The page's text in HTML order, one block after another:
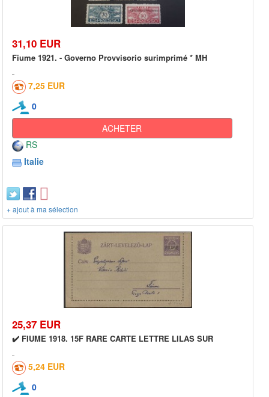
31,10 EUR
Fiume 1921. - Governo Provvisorio surimprimé * MH
7,25 EUR
0
ACHETER
RS
Italie
+ ajout à ma sélection
25,37 EUR
✔️ FIUME 1918. 15F RARE CARTE LETTRE LILAS SUR
5,24 EUR
0